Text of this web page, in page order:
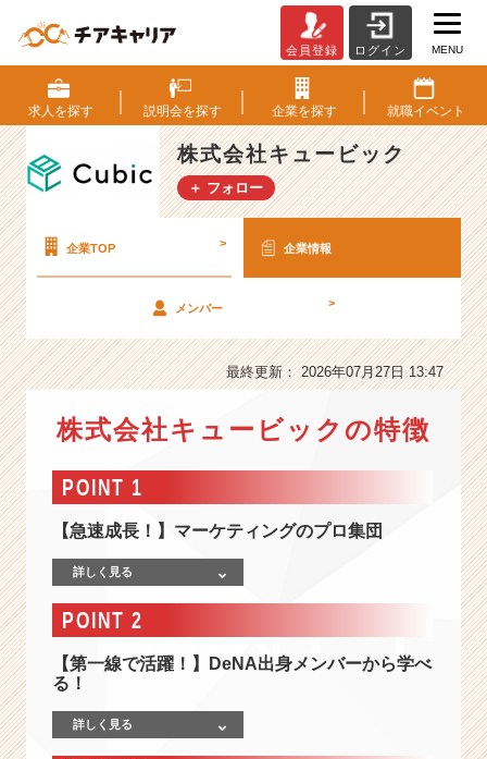
式
会
社
キ
ュ
ー
ビ
会
「B
o
o
y
o
u
r
u
会員登録 ログイン MENU
求人を探す 説明会を探す 企業を探す 就職イベント
株式会社キュービック
＋ フォロー
企業TOP > 企業情報
メンバー >
最終更新： 2026年07月27日 13:47
株式会社キュービックの特徴
POINT 1
【急速成長！】マーケティングのプロ集団
詳しく見る
POINT 2
【第一線で活躍！】DeNA出身メンバーから学べ
る！
詳しく見る